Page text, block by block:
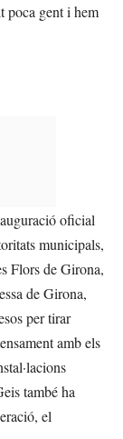
poca gent i hem
oficial
municipals,
Flors de Girona,
de Girona,
per tirar
amb els
també ha
el